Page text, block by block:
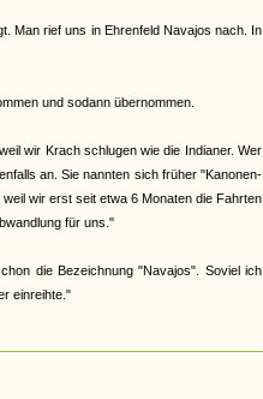
Man rief uns in Ehrenfeld Navajos nach. In
und sodann übernommen.
wir Krach schlugen wie die Indianer. Wer
an. Sie nannten sich früher "Kanonen-
wir erst seit etwa 6 Monaten die Fahrten
für uns."
die Bezeichnung "Navajos". Soviel ich
einreihte."